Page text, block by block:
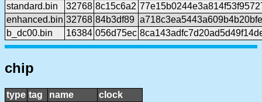
standard.bin
32768 8c15c6a2
enhanced.bin 32768 84b3df89
b_dc00.bin
16384 056d75ec
chip
type tag name
clock